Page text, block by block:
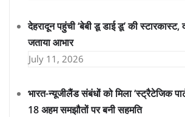
देहरादून पहुंची ‘बेबी डू डाई डू’ की स्टारकास्ट,
जताया आभार
July 11, 2026
भारत-न्यूजीलैंड संबंधों को मिला ‘स्ट्रैटेजिक
18 अहम समझौतों पर बनी सहमति